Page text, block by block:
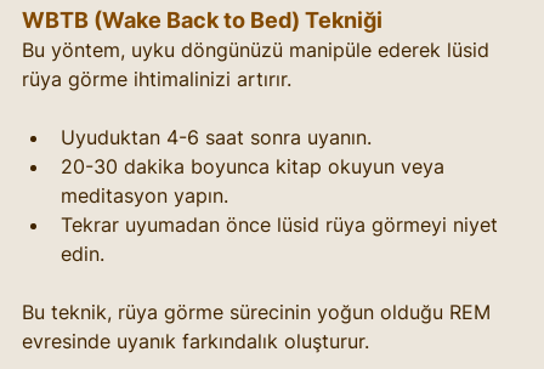
WBTB (Wake Back to Bed) Tekniği
Bu yöntem, uyku döngünüzü manipüle ederek lüsid
rüya görme ihtimalinizi artırır.
Uyuduktan 4-6 saat sonra uyanın.
20-30 dakika boyunca kitap okuyun veya
meditasyon yapın.
Tekrar uyumadan önce lüsid rüya görmeyi niyet
edin.
Bu teknik, rüya görme sürecinin yoğun olduğu REM
evresinde uyanık farkındalık oluşturur.